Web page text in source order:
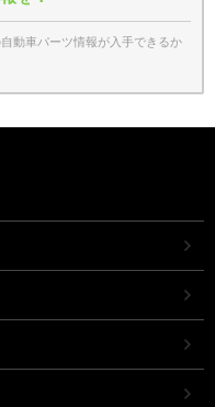
動車パーツ情報が入手できるか